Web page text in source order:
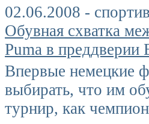
02.06.2008 -
Обувная схватка
Puma в преддверии
Впервые немецкие
выбирать, что им
турнир, как